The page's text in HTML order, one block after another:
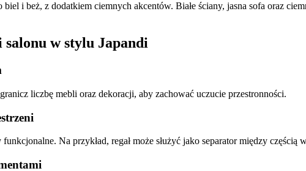
i beż, z dodatkiem ciemnych akcentów. Białe ściany, jasna sofa oraz
salonu w stylu Japandi
liczbę mebli oraz dekoracji, aby zachować uczucie przestronności.
Na przykład, regał może służyć jako separator między częścią